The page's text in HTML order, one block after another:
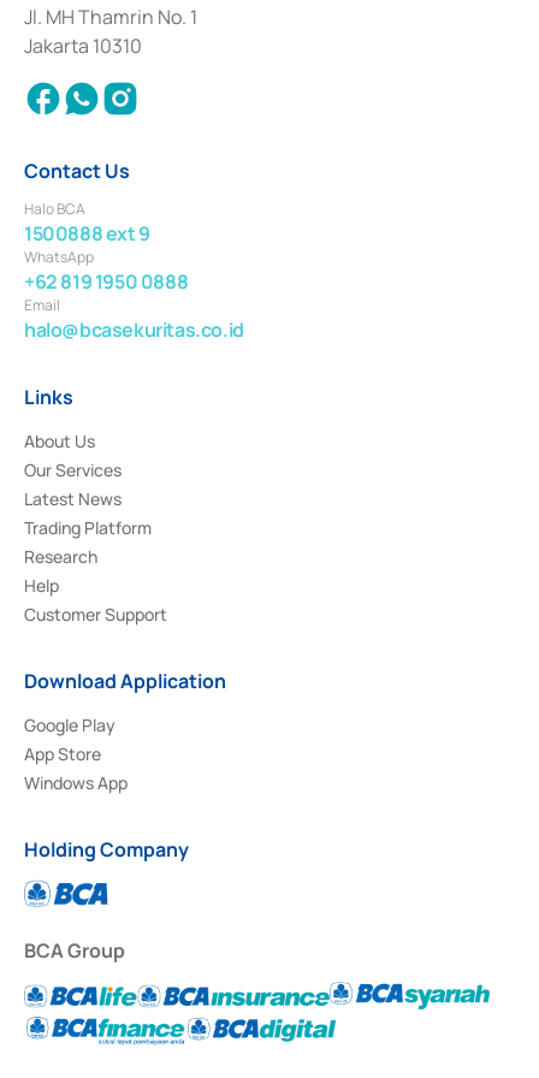
Institution for the Issuance, Transaction, and Administration and
Settlement of Commercial Paper Transactions whose license was issued in
2018.
Jl. MH Thamrin No. 1
Jakarta 10310
Contact Us
Halo BCA
1500888 ext 9
WhatsApp
+62 819 1950 0888
Email
halo@bcasekuritas.co.id
Links
About Us
Our Services
Latest News
Trading Platform
Research
Help
Customer Support
Download Application
Google Play
App Store
Windows App
Holding Company
BCA Group